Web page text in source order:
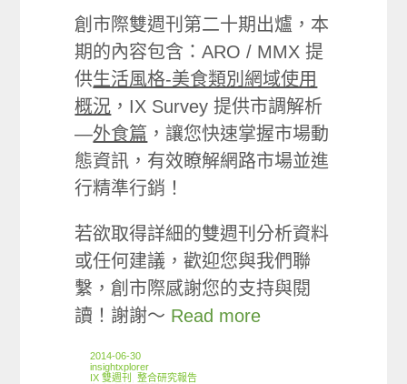
創市際雙週刊第二十期出爐，本
期的內容包含：ARO / MMX 提
供生活風格-美食類別網域使用
概況 ，IX Survey 提供市調解析
—外食篇 ，讓您快速掌握市場動
態資訊，有效瞭解網路市場並進
行精準行銷！
若欲取得詳細的雙週刊分析資料
或任何建議，歡迎您與我們聯
繫，創市際感謝您的支持與閱
讀！謝謝～ Read more
2014-06-30
insightxplorer
IX 雙週刊
,整合研究報告